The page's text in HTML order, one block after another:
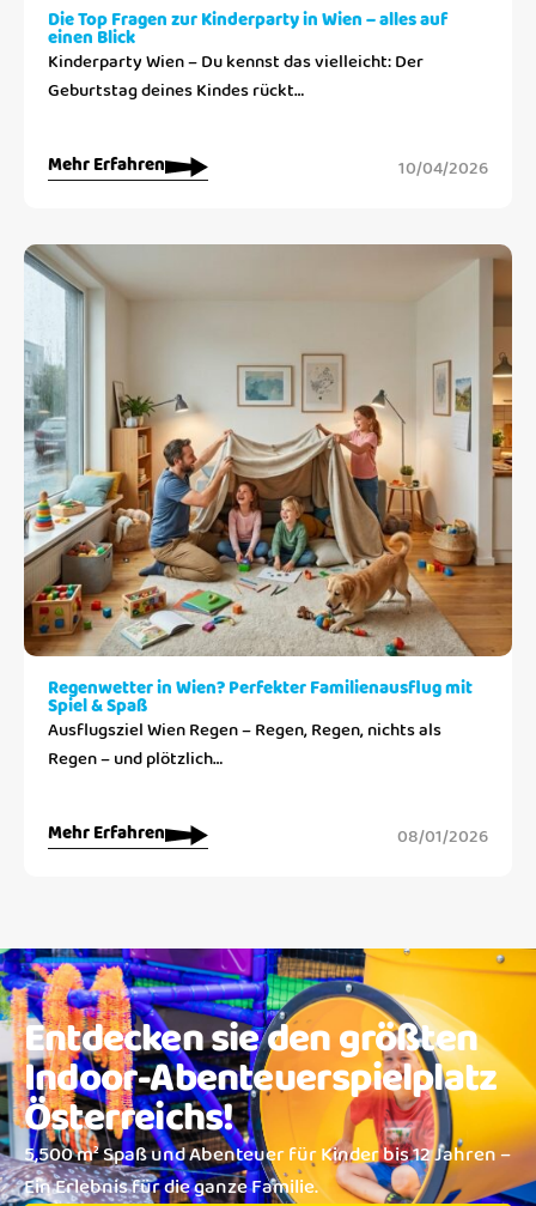
Die Top Fragen zur Kinderparty in Wien – alles auf
einen Blick
Kinderparty Wien – Du kennst das vielleicht: Der
Geburtstag deines Kindes rückt…
Mehr Erfahren 10/04/2026
Regenwetter in Wien? Perfekter Familienausflug mit
Spiel & Spaß
Ausflugsziel Wien Regen – Regen, Regen, nichts als
Regen – und plötzlich…
Mehr Erfahren 08/01/2026
Entdecken sie den größten
Indoor-Abenteuerspielplatz
Österreichs!
5,500 m² Spaß und Abenteuer für Kinder bis 12 Jahren –
Ein Erlebnis für die ganze Familie.